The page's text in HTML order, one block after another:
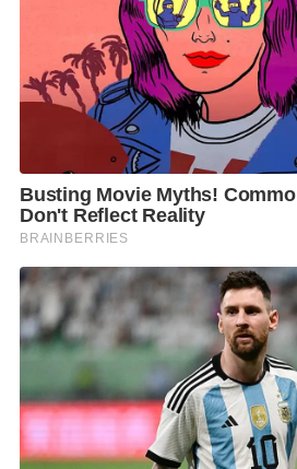
“ปัจจุบันแกร็บมีพาร์ทเนอร์คนขับ
อยู่บนแพลตฟอร์มของเรามากกว่
แม้จะว่าจะเป็นผู้สูงวัย แต่ถือเป็น
สุขุมรอบคอบ และผ่านประสบการ
ว่าถึงจะแก่แต่ยังเก๋า กลุ่มคนวัยเ
ว่างและไม่อยากเป็นภาระให้ลูกห
ดังนั้น การหากิจกรรมหรืออาชีพเส
ความรู้สึกดีกับตัวเอง ช่วยลดความ
ในตัวเอง เพื่อส่งเสริมการเรียนรู้ค
พัฒนาทักษะทางดิจิทัลให้กับคนกลุ่
ร่วมมือกับดีป้าพัฒนาโครงการ ‘แก
เป็นรูปธรรมเพื่อร่วมกันยกระดับอ
แก่คนไทย โดยจะประชาสัมพันธ์ข้
เครือข่ายของดีป้าทั้งทางออนไลน์